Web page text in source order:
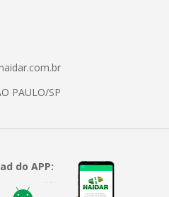
PAULO/SP
do APP: